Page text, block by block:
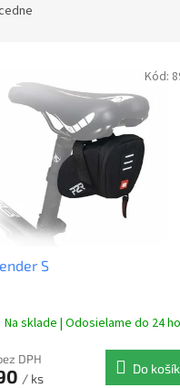
S
Na sklade | Odosielame do 24
DPH
/ ks
Do
Kód: